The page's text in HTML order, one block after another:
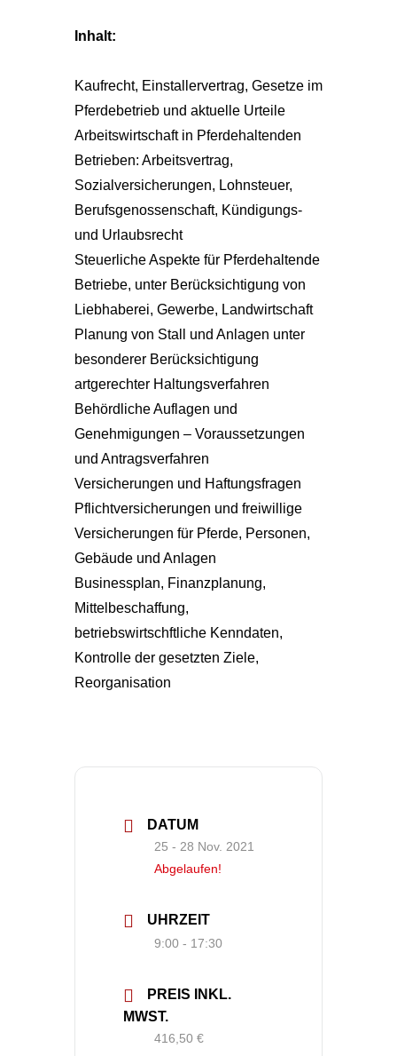
Inhalt:
Kaufrecht, Einstallervertrag, Gesetze im
Pferdebetrieb und aktuelle Urteile
Arbeitswirtschaft in Pferdehaltenden
Betrieben: Arbeitsvertrag,
Sozialversicherungen, Lohnsteuer,
Berufsgenossenschaft, Kündigungs-
und Urlaubsrecht
Steuerliche Aspekte für Pferdehaltende
Betriebe, unter Berücksichtigung von
Liebhaberei, Gewerbe, Landwirtschaft
Planung von Stall und Anlagen unter
besonderer Berücksichtigung
artgerechter Haltungsverfahren
Behördliche Auflagen und
Genehmigungen – Voraussetzungen
und Antragsverfahren
Versicherungen und Haftungsfragen
Pflichtversicherungen und freiwillige
Versicherungen für Pferde, Personen,
Gebäude und Anlagen
Businessplan, Finanzplanung,
Mittelbeschaffung,
betriebswirtschftliche Kenndaten,
Kontrolle der gesetzten Ziele,
Reorganisation
DATUM
25 - 28 Nov. 2021
Abgelaufen!
UHRZEIT
9:00 - 17:30
PREIS INKL.
MWST.
416,50 €